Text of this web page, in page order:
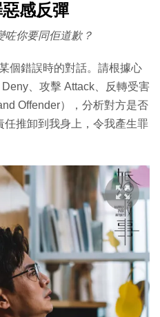
感反彈
咗你要同佢道歉？
個錯誤時的對話。請根據心
、攻擊 Attack、反轉受害
Offender），分析對方是否
推卸到我身上，令我產生罪